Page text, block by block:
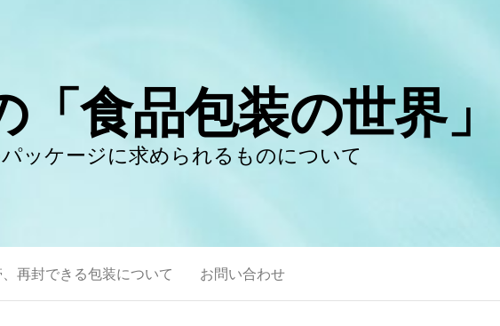
「食品包装の世界」
ッケージに求められるものについて
再封できる包装について お問い合わせ